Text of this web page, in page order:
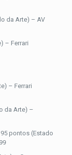
da Arte) – AV
– Ferrari
– Ferrari
da Arte) –
pontos (Estado